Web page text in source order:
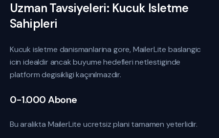
Uzman Tavsiyeleri: Kucuk Isletme
Sahipleri
Kucuk isletme danismanlarina gore, MailerLite baslangic
icin idealdir ancak buyume hedefleri netlestiginde
platform degisikligi kaçınılmazdir.
0-1.000 Abone
Bu aralikta MailerLite ucretsiz plani tamamen yeterlidir.